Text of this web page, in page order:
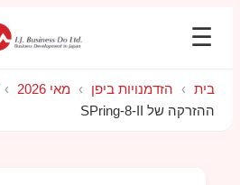
☰
בית › הזדמנויות ביפן › מאי 2026 ›
ההזרקה של SPring-8-II